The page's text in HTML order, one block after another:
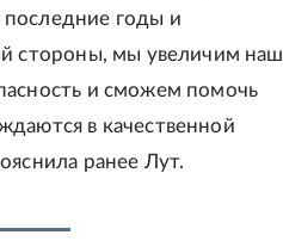
годы и
стороны, мы увеличим наш
и сможем помочь
в качественной
ранее Лут.